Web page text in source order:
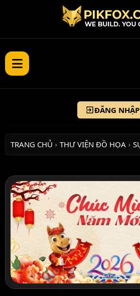
ĐĂNG NHẬP
TRANG CHỦ › THƯ VIỆN ĐỒ HỌA ›